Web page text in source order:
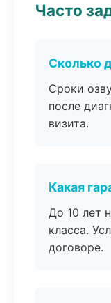
Часто
Сколько
Сроки
после
визита.
Какая
До 10 лет
класса.
договоре.